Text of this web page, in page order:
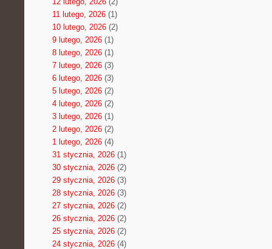
11 lutego, 2026(1)
10 lutego, 2026(2)
9 lutego, 2026(1)
8 lutego, 2026(1)
7 lutego, 2026(3)
6 lutego, 2026(3)
5 lutego, 2026(2)
4 lutego, 2026(2)
3 lutego, 2026(1)
2 lutego, 2026(2)
1 lutego, 2026(4)
31 stycznia, 2026(1)
30 stycznia, 2026(2)
29 stycznia, 2026(3)
28 stycznia, 2026(3)
27 stycznia, 2026(2)
26 stycznia, 2026(2)
25 stycznia, 2026(2)
24 stycznia, 2026(4)